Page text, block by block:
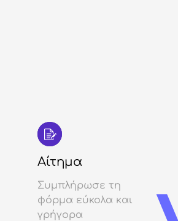
Αίτημα
Συμπλήρωσε τη
φόρμα εύκολα και
γρήγορα